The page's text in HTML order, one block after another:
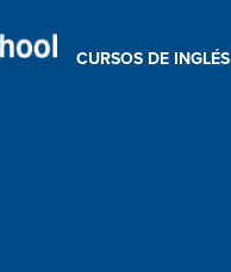
CURSOS DE INGLÉS